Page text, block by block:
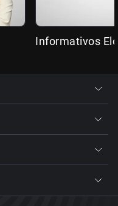
Informativos